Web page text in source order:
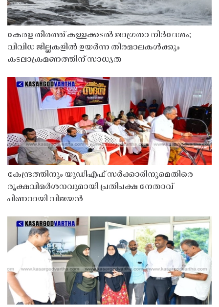
കേരള തീരത്ത് കള്ളക്കടൽ ജാഗ്രതാ നിർദേശം;
വിവിധ ജില്ലകളിൽ ഉയർന്ന തിരമാലകൾക്കും
കടലാക്രമണത്തിന് സാധ്യത
കേന്ദ്രത്തിനും യുഡിഎഫ് സർക്കാരിനുമെതിരെ
രൂക്ഷവിമർശനവുമായി പ്രതിപക്ഷ നേതാവ്
പിണറായി വിജയൻ